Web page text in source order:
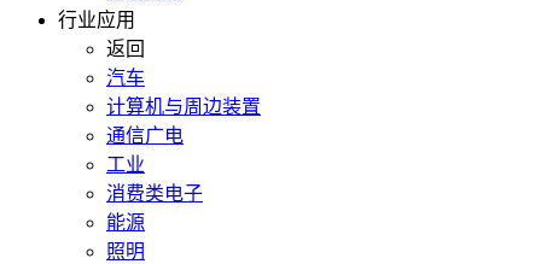
行业应用
返回
汽车
计算机与周边装置
通信广电
工业
消费类电子
能源
照明